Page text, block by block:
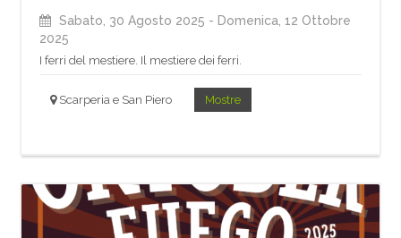
Sabato, 30 Agosto 2025 - Domenica, 12 Ottobre
2025
I ferri del mestiere. Il mestiere dei ferri.
Scarperia e San Piero Mostre